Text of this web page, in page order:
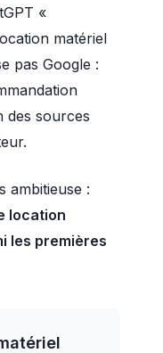
«
matériel
pas Google :
des sources
ambitieuse :
location
les premières